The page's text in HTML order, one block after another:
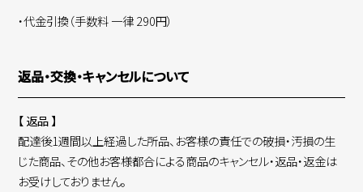
・代金引換（手数料 一律 290円）
返品・交換・キャンセルについて
【 返品 】
配達後1週間以上経過した所品、お客様の責任での破損・汚損の生
じた商品、その他お客様都合による商品のキャンセル・返品・返金は
お受けしておりません。